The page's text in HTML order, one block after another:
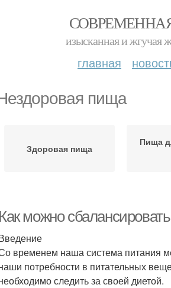
изысканная и жгучая
главная
пища
Здоровая пища
Пища
Как можно
временем наша система питания
потребности в питательных
следить за своей диетой.